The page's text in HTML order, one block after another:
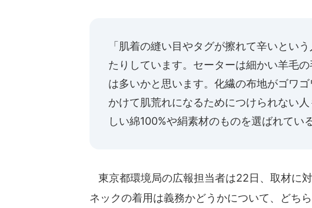
「肌着の縫い目やタグが擦れて辛いとい
たりしています。セーターは細かい羊毛
は多いかと思います。化繊の布地がゴワ
かけて肌荒れになるためにつけられない
しい綿100%や絹素材のものを選ばれてい
東京都環境局の広報担当者は22日、取材に
ネックの着用は義務かどうかについて、どち